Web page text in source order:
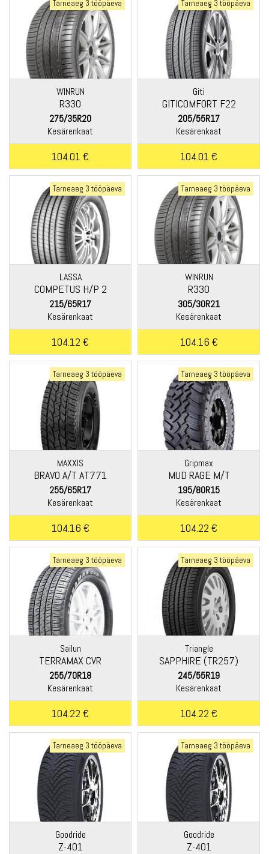
Tarneaeg 3 tööpäeva
WINRUN
R330
275/35R20
Kesärenkaat
104.01 €
Tarneaeg 3 tööpäeva
Giti
GITICOMFORT F22
RUNFLAT
205/55R17
Kesärenkaat
104.01 €
Tarneaeg 3 tööpäeva
LASSA
COMPETUS H/P 2
215/65R17
Kesärenkaat
104.12 €
Tarneaeg 3 tööpäeva
WINRUN
R330
305/30R21
Kesärenkaat
104.16 €
Tarneaeg 3 tööpäeva
MAXXIS
BRAVO A/T AT771
255/65R17
Kesärenkaat
104.16 €
Tarneaeg 3 tööpäeva
Gripmax
MUD RAGE M/T
195/80R15
Kesärenkaat
104.22 €
Tarneaeg 3 tööpäeva
Sailun
TERRAMAX CVR
255/70R18
Kesärenkaat
104.22 €
Tarneaeg 3 tööpäeva
Triangle
SAPPHIRE (TR257)
245/55R19
Kesärenkaat
104.22 €
Tarneaeg 3 tööpäeva
Goodride
Z-401
Tarneaeg 3 tööpäeva
Goodride
Z-401